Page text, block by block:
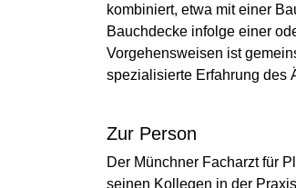
kombiniert, etwa mit einer
Bauchdecke infolge einer
Vorgehensweisen ist
spezialisierte Erfahrung des
Zur Person
Der Münchner Facharzt für
seinen Kollegen in der